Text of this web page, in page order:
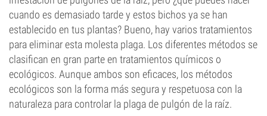
cuando es demasiado tarde y estos bichos ya se han
establecido en tus plantas? Bueno, hay varios tratamientos
para eliminar esta molesta plaga. Los diferentes métodos se
clasifican en gran parte en tratamientos químicos o
ecológicos. Aunque ambos son eficaces, los métodos
ecológicos son la forma más segura y respetuosa con la
naturaleza para controlar la plaga de pulgón de la raíz.